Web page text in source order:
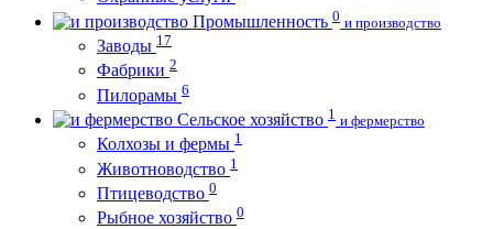
Промышленность 0 и производство
Заводы 17
Фабрики 2
Пилорамы 6
Сельское хозяйство 1 и фермерство
Колхозы и фермы 1
Животноводство 1
Птицеводство 0
Рыбное хозяйство 0